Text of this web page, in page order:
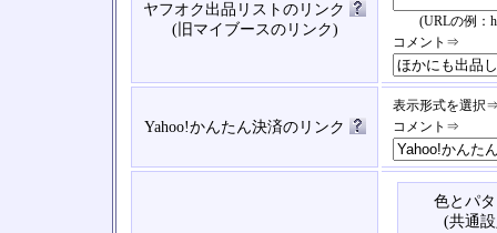
ヤフオク出品リストのリンク
(旧マイブースのリンク)
(URLの例：
コメント⇒
Yahoo!かんたん決済のリンク
表示形式を選択
コメント⇒
色とパ
(共通